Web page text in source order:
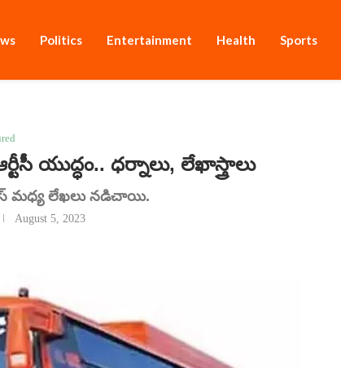
Politics Entertainment Health Sports
యుద్ధం.. ధర్నాలు, లేఖాస్త్రాలు
మధ్య లేఖలు నడిచాయి.
August 5, 2023